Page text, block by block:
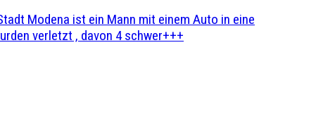
Modena ist ein Mann mit einem Auto in eine
verletzt , davon 4 schwer+++